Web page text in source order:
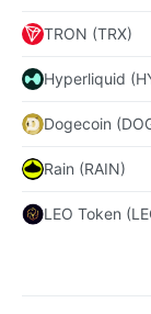
TRON (TRX)
Hyperliquid
Dogecoin
Rain (RAIN)
LEO Token